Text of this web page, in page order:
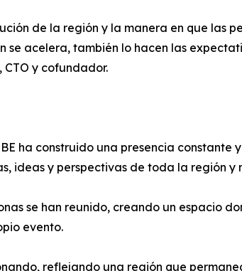
de la región y la manera en que las
se acelera, también lo hacen las
y cofundador.
ha construido una presencia
ideas y perspectivas de toda la región y
se han reunido, creando un espacio
evento.
reflejando una región que